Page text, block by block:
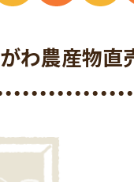
わ農産物直